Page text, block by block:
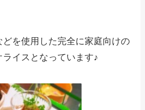
どを使用した完全に家庭向けの
イスとなっています♪